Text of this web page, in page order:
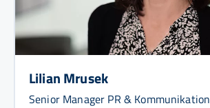
Lilian Mrusek
Senior Manager PR & Kommunikation